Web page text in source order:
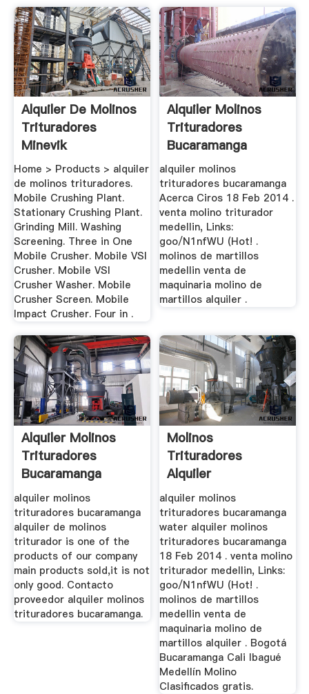
Alquiler De Molinos
Trituradores
Minevik
Home > Products > alquiler
de molinos trituradores.
Mobile Crushing Plant.
Stationary Crushing Plant.
Grinding Mill. Washing
Screening. Three in One
Mobile Crusher. Mobile VSI
Crusher. Mobile VSI
Crusher Washer. Mobile
Crusher Screen. Mobile
Impact Crusher. Four in .
Alquiler Molinos
Trituradores
Bucaramanga
alquiler molinos
trituradores bucaramanga
Acerca Ciros 18 Feb 2014 .
venta molino triturador
medellin, Links:
goo/N1nfWU (Hot! .
molinos de martillos
medellin venta de
maquinaria molino de
martillos alquiler .
Alquiler Molinos
Trituradores
Bucaramanga
alquiler molinos
trituradores bucaramanga
alquiler de molinos
triturador is one of the
products of our company
main products sold,it is not
only good. Contacto
proveedor alquiler molinos
trituradores bucaramanga.
Molinos
Trituradores
Alquiler
alquiler molinos
trituradores bucaramanga
water alquiler molinos
trituradores bucaramanga
18 Feb 2014 . venta molino
triturador medellin, Links:
goo/N1nfWU (Hot! .
molinos de martillos
medellin venta de
maquinaria molino de
martillos alquiler . Bogotá
Bucaramanga Cali Ibagué
Medellín Molino
Clasificados gratis.